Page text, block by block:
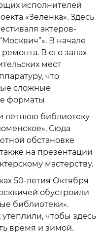
исполнителей
«Зеленка». Здесь
актеров-
В начале
В его залах
мест
что
сложные
форматы
летнюю библиотеку
Сюда
обстановке
на презентации
мастерству.
50-летия Октября
обустроили
библиотеки».
чтобы здесь
время и зимой.